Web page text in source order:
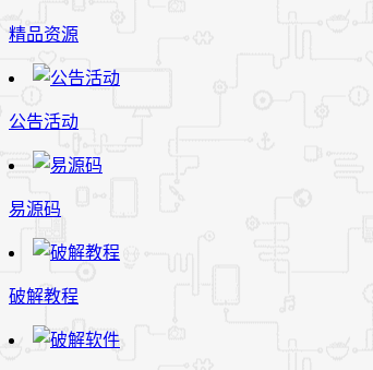
精品资源
公告活动
易源码
破解教程